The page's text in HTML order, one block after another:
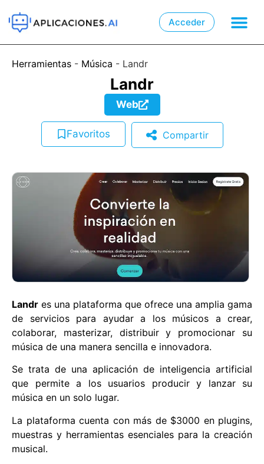
Acceder
Herramientas - Música - Landr
Landr
Web
Favoritos Compartir
Landr es una plataforma que ofrece una amplia gama
de servicios para ayudar a los músicos a crear,
colaborar, masterizar, distribuir y promocionar su
música de una manera sencilla e innovadora.
Se trata de una aplicación de inteligencia artificial
que permite a los usuarios producir y lanzar su
música en un solo lugar.
La plataforma cuenta con más de $3000 en plugins,
muestras y herramientas esenciales para la creación
musical.